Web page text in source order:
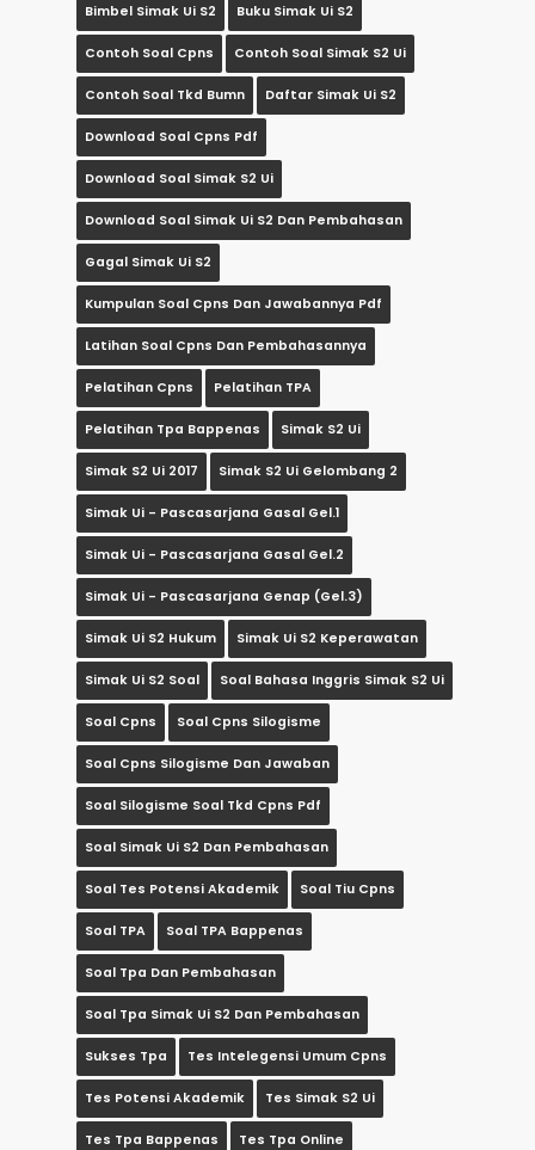
Bimbel Simak Ui S2 Buku Simak Ui S2
Contoh Soal Cpns Contoh Soal Simak S2 Ui
Contoh Soal Tkd Bumn Daftar Simak Ui S2
Download Soal Cpns Pdf
Download Soal Simak S2 Ui
Download Soal Simak Ui S2 Dan Pembahasan
Gagal Simak Ui S2
Kumpulan Soal Cpns Dan Jawabannya Pdf
Latihan Soal Cpns Dan Pembahasannya
Pelatihan Cpns Pelatihan TPA
Pelatihan Tpa Bappenas Simak S2 Ui
Simak S2 Ui 2017 Simak S2 Ui Gelombang 2
Simak Ui - Pascasarjana Gasal Gel.1
Simak Ui - Pascasarjana Gasal Gel.2
Simak Ui - Pascasarjana Genap (gel.3)
Simak Ui S2 Hukum Simak Ui S2 Keperawatan
Simak Ui S2 Soal Soal Bahasa Inggris Simak S2 Ui
Soal Cpns Soal Cpns Silogisme
Soal Cpns Silogisme Dan Jawaban
Soal Silogisme Soal Tkd Cpns Pdf
Soal Simak Ui S2 Dan Pembahasan
Soal Tes Potensi Akademik Soal Tiu Cpns
Soal TPA Soal TPA Bappenas
Soal Tpa Dan Pembahasan
Soal Tpa Simak Ui S2 Dan Pembahasan
Sukses Tpa Tes Intelegensi Umum Cpns
Tes Potensi Akademik Tes Simak S2 Ui
Tes Tpa Bappenas Tes Tpa Online